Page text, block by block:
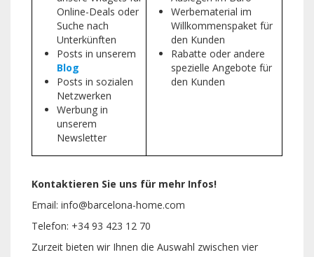
Online-Deals oder
Suche nach
Unterkünften
Posts in unserem
Blog
Posts in sozialen
Netzwerken
Werbung in
unserem
Newsletter
Werbematerial im
Willkommenspaket für
den Kunden
Rabatte oder andere
spezielle Angebote für
den Kunden
Kontaktieren Sie uns für mehr Infos!
Email: info@barcelona-home.com
Telefon: +34 93 423 12 70
Zurzeit bieten wir Ihnen die Auswahl zwischen vier